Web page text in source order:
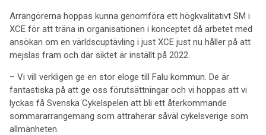
Arrangörerna hoppas kunna genomföra ett högkvalitativt SM i
XCE för att träna in organisationen i konceptet då arbetet med
ansökan om en världscuptävling i just XCE just nu håller på att
mejslas fram och där siktet är inställt på 2022.
– Vi vill verkligen ge en stor eloge till Falu kommun. De är
fantastiska på att ge oss förutsättningar och vi hoppas att vi
lyckas få Svenska Cykelspelen att bli ett återkommande
sommararrangemang som attraherar såväl cykelsverige som
allmänheten.